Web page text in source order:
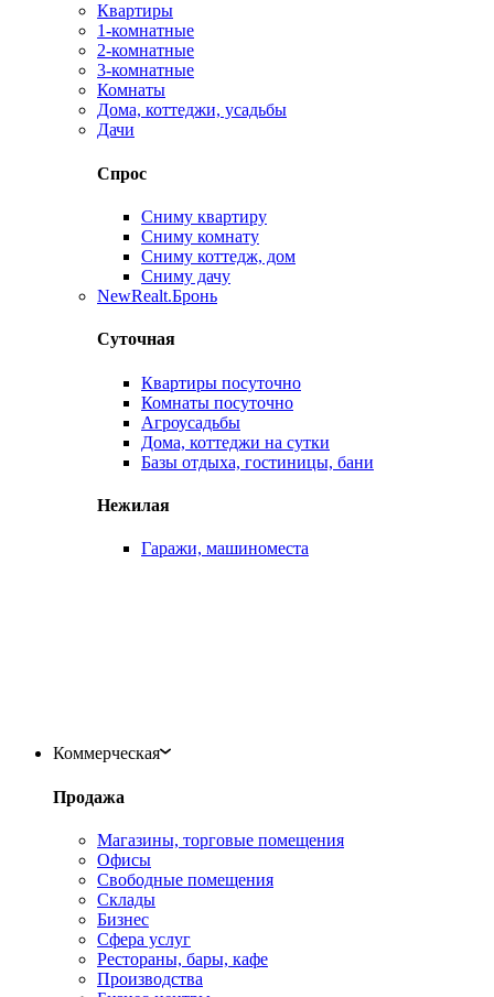
Квартиры
1-комнатные
2-комнатные
3-комнатные
Комнаты
Дома, коттеджи, усадьбы
Дачи
Спрос
Сниму квартиру
Сниму комнату
Сниму коттедж, дом
Сниму дачу
NewRealt.Бронь
Суточная
Квартиры посуточно
Комнаты посуточно
Агроусадьбы
Дома, коттеджи на сутки
Базы отдыха, гостиницы, бани
Нежилая
Гаражи, машиноместа
Коммерческая
Продажа
Магазины, торговые помещения
Офисы
Свободные помещения
Склады
Бизнес
Сфера услуг
Рестораны, бары, кафе
Производства